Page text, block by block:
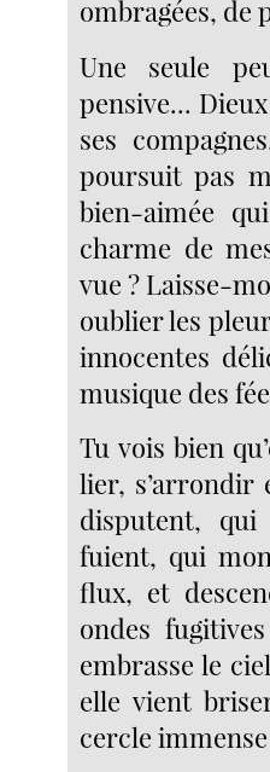
ombragées, de
Une seule
pensive...
ses
poursuit pas
bien-aimée
charme de
vue ? Laisse-
oublier les
innocentes
musique des
Tu vois bien
lier, s’arrondir
disputent, qui
fuient, qui
flux, et
ondes
embrasse le
elle vient
cercle